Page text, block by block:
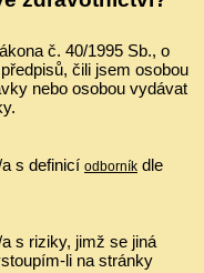
č. 40/1995 Sb., o
čili jsem osobou
nebo osobou vydávat
s definicí odborník dle
s riziky, jimž se jiná
li na stránky
2026 Celostátní
MUDr. Pavel Calda, CSc.
PLACENTA